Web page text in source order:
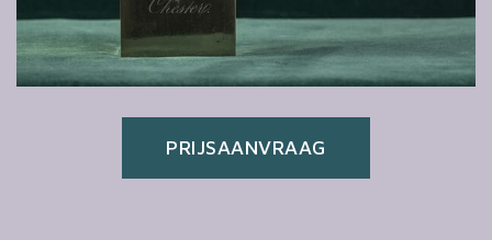
PRIJSAANVRAAG